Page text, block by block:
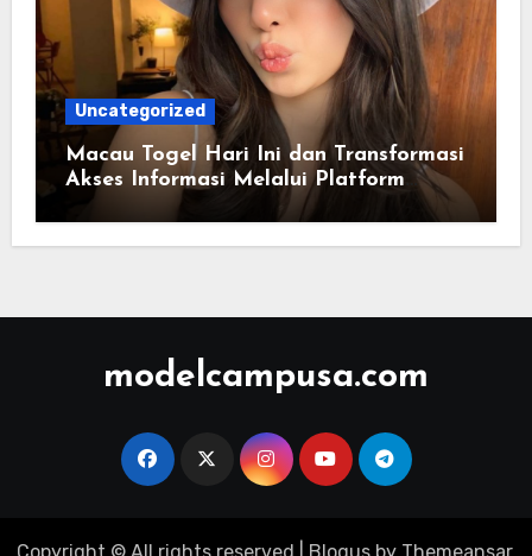
Uncategorized
Macau Togel Hari Ini dan Transformasi
Akses Informasi Melalui Platform
Digital Modern
modelcampusa.com